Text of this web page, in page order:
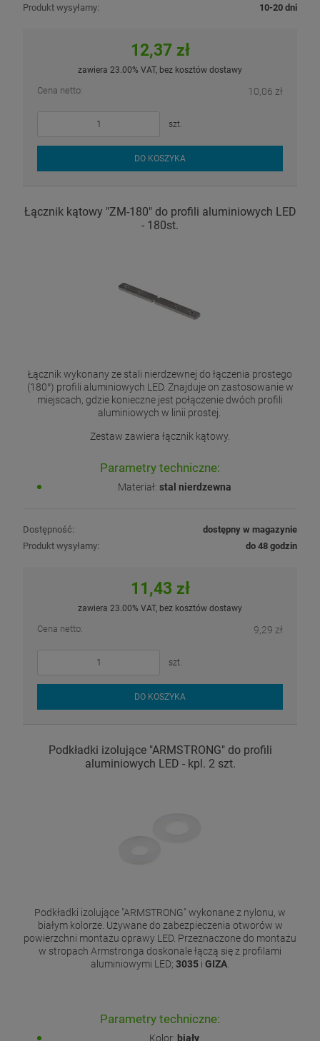
Produkt wysyłamy:
10-20 dni
12,37 zł
zawiera 23.00% VAT, bez kosztów dostawy
Cena netto: 10,06 zł
szt.
DO KOSZYKA
Łącznik kątowy "ZM-180" do profili aluminiowych LED
- 180st.
Łącznik wykonany ze stali nierdzewnej do łączenia prostego
(180°) profili aluminiowych LED. Znajduje on zastosowanie w
miejscach, gdzie konieczne jest połączenie dwóch profili
aluminiowych w linii prostej.
Zestaw zawiera łącznik kątowy.
Parametry techniczne:
Materiał: stal nierdzewna
Dostępność:
dostępny w magazynie
Produkt wysyłamy:
do 48 godzin
11,43 zł
zawiera 23.00% VAT, bez kosztów dostawy
Cena netto: 9,29 zł
szt.
DO KOSZYKA
Podkładki izolujące "ARMSTRONG" do profili
aluminiowych LED - kpl. 2 szt.
Podkładki izolujące "ARMSTRONG" wykonane z nylonu, w
białym kolorze. Używane do zabezpieczenia otworów w
powierzchni montażu oprawy LED. Przeznaczone do montażu
w stropach Armstronga doskonale łączą się z profilami
aluminiowymi LED; 3035 i GIZA
Parametry techniczne:
Kolor: biały